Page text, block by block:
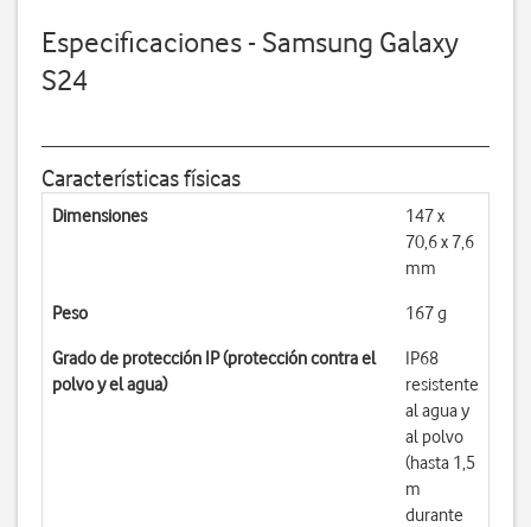
Especificaciones - Samsung Galaxy
S24
Características físicas
Dimensiones
147 x
70,6 x 7,6
mm
Peso 167 g
Grado de protección IP (protección contra el
polvo y el agua)
IP68
resistente
al agua y
al polvo
(hasta 1,5
m
durante